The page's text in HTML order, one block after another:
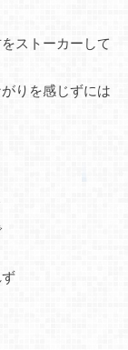
ストーカーして
りを感じずには